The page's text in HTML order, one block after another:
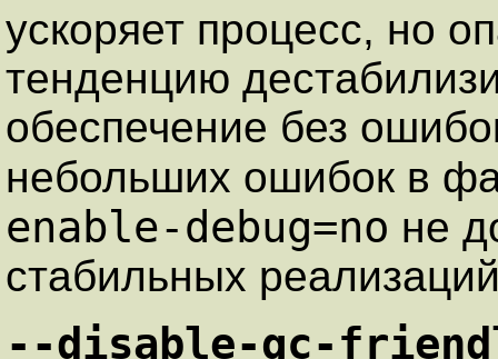
ускоряет процесс, но
тенденцию
обеспечение без
небольших ошибок в
enable-debug=no не
стабильных
--disable-gc-